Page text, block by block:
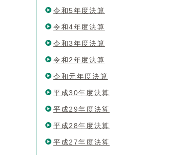
令和5年度決算
令和4年度決算
令和3年度決算
令和2年度決算
令和元年度決算
平成30年度決算
平成29年度決算
平成28年度決算
平成27年度決算